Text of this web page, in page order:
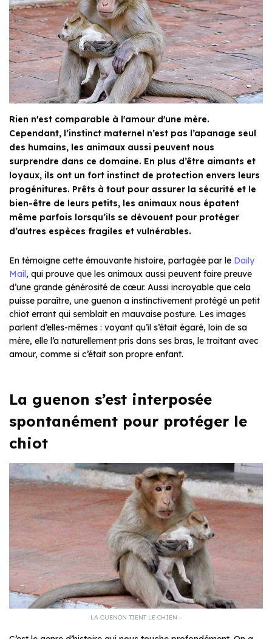
Rien n'est comparable à l'amour d'une mère.
Cependant, l’instinct maternel n’est pas l’apanage seul
des humains, les animaux aussi peuvent nous
surprendre dans ce domaine. En plus d’être aimants et
loyaux, ils ont un fort instinct de protection envers leurs
progénitures. Prêts à tout pour assurer la sécurité et le
bien-être de leurs petits, les animaux nous épatent
même parfois lorsqu’ils se dévouent pour protéger
d’autres espèces fragiles et vulnérables.
En témoigne cette émouvante histoire, partagée par le Daily
Mail , qui prouve que les animaux aussi peuvent faire preuve
d’une grande générosité de cœur. Aussi incroyable que cela
puisse paraître, une guenon a instinctivement protégé un petit
chiot errant qui semblait en mauvaise posture. Les images
parlent d’elles-mêmes : voyant qu’il s’était égaré, loin de sa
mère, elle l’a naturellement pris dans ses bras, le traitant avec
amour, comme si c’était son propre enfant.
La guenon s’est interposée
spontanément pour protéger le
chiot
LA GUENON TIENT LE CHIEN –